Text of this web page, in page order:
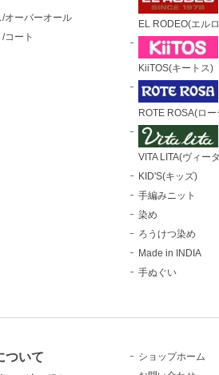
/オーバーオール
コート
EL RODEO(エル
KiiTOS(キートス)
ROTE ROSA(ロ
VITA LITA(ヴィー
KID'S(キッズ)
手編みニット
染め
ろうけつ染め
Made in INDIA
手ぬぐい
ついて
ショップホーム